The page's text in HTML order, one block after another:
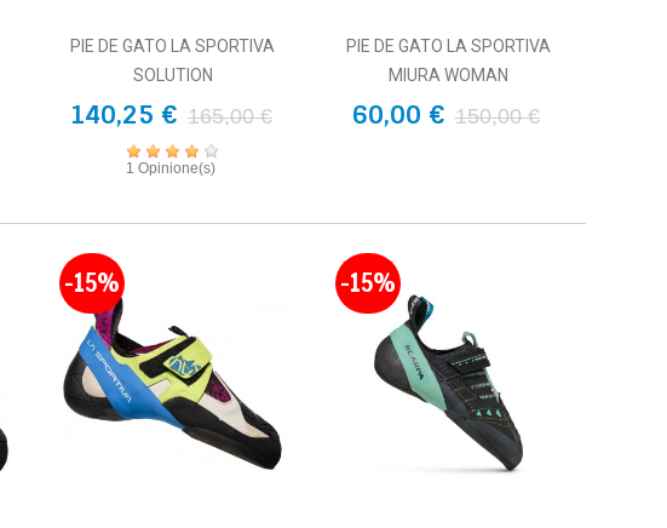
PIE DE GATO LA SPORTIVA
SOLUTION
140,25 € 165,00 €
1 Opinione(s)
PIE DE GATO LA SPORTIVA
MIURA WOMAN
60,00 € 150,00 €
-15% -15%